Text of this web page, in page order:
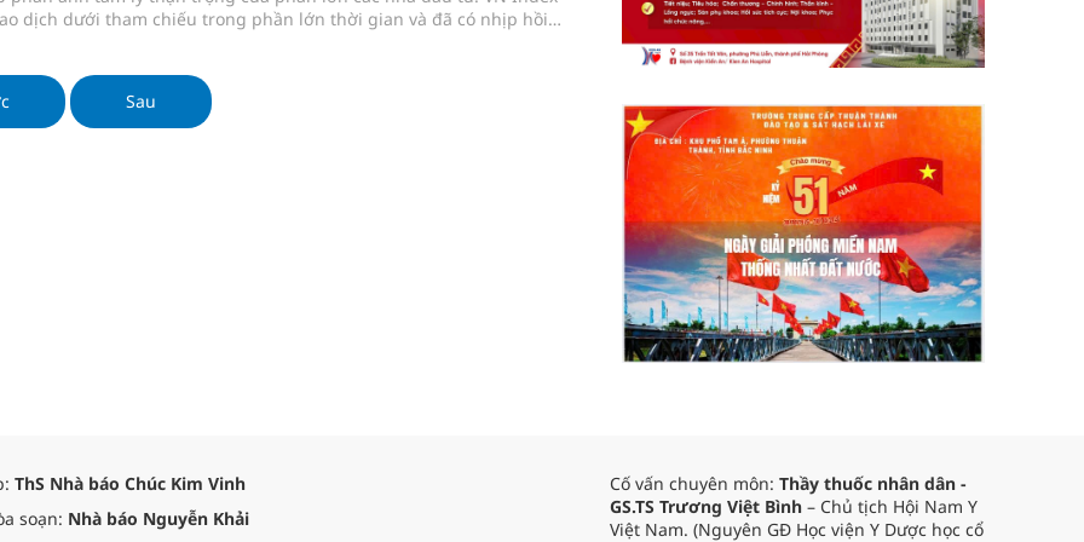
dịch dưới tham chiếu trong phần lớn thời gian và đã có nhịp hồi
Sau
ThS Nhà báo Chúc Kim Vinh
soạn: Nhà báo Nguyễn Khải
Cố vấn chuyên môn: Thầy thuốc nhân dân -
GS.TS Trương Việt Bình – Chủ tịch Hội Nam Y
Việt Nam. (Nguyên GĐ Học viện Y Dược học cổ